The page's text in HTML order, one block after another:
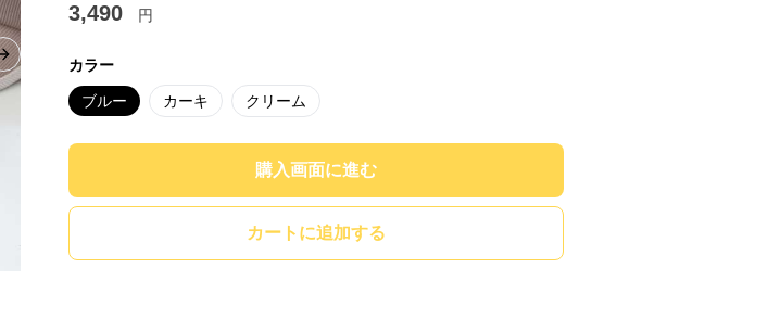
Next slide
3,490 円
カラー
ブルー カーキ クリーム
購入画面に進む
カートに追加する